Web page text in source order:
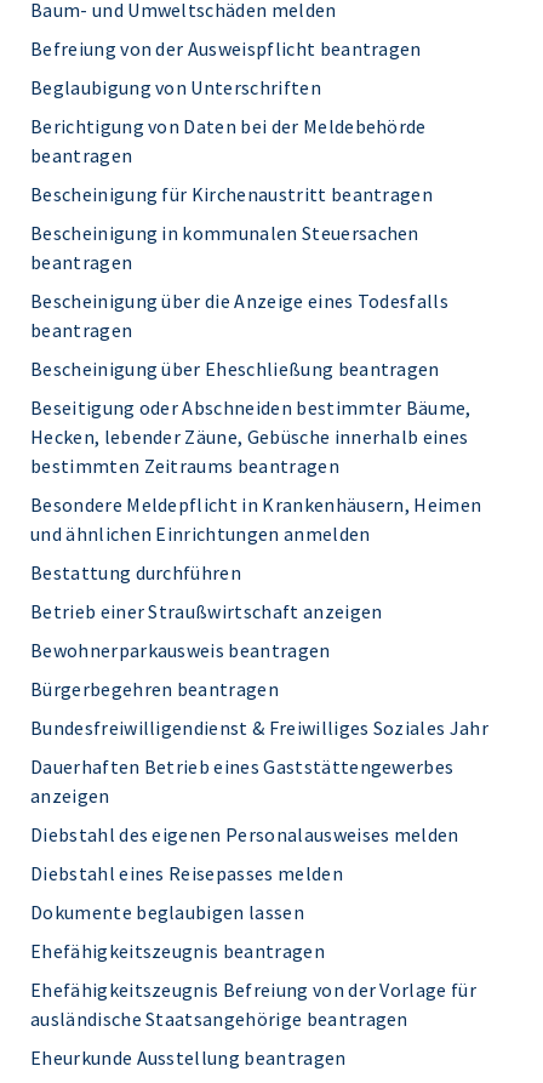
Baum- und Umweltschäden melden
Befreiung von der Ausweispflicht beantragen
Beglaubigung von Unterschriften
Berichtigung von Daten bei der Meldebehörde
beantragen
Bescheinigung für Kirchenaustritt beantragen
Bescheinigung in kommunalen Steuersachen
beantragen
Bescheinigung über die Anzeige eines Todesfalls
beantragen
Bescheinigung über Eheschließung beantragen
Beseitigung oder Abschneiden bestimmter Bäume,
Hecken, lebender Zäune, Gebüsche innerhalb eines
bestimmten Zeitraums beantragen
Besondere Meldepflicht in Krankenhäusern, Heimen
und ähnlichen Einrichtungen anmelden
Bestattung durchführen
Betrieb einer Straußwirtschaft anzeigen
Bewohnerparkausweis beantragen
Bürgerbegehren beantragen
Bundesfreiwilligendienst & Freiwilliges Soziales Jahr
Dauerhaften Betrieb eines Gaststättengewerbes
anzeigen
Diebstahl des eigenen Personalausweises melden
Diebstahl eines Reisepasses melden
Dokumente beglaubigen lassen
Ehefähigkeitszeugnis beantragen
Ehefähigkeitszeugnis Befreiung von der Vorlage für
ausländische Staatsangehörige beantragen
Eheurkunde Ausstellung beantragen